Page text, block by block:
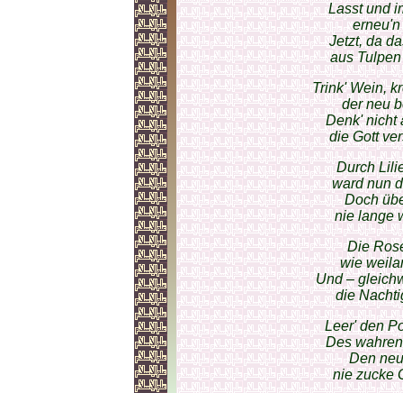
Lasst und
erneu'n
Jetzt, da
aus
Trink' Wein,
der neu
Denk' nicht
die Gott
Durch
ward nun
Doch
nie lange
Die
wie
Und –
die
Leer' den
Des
Den
nie zucke